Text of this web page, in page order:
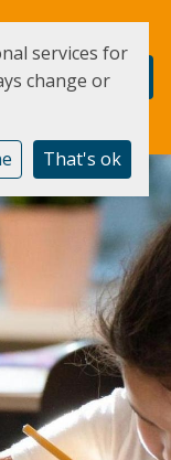
services for
change or
That's ok